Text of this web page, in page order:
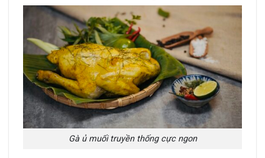
Gà ủ muối truyền thống cực ngon